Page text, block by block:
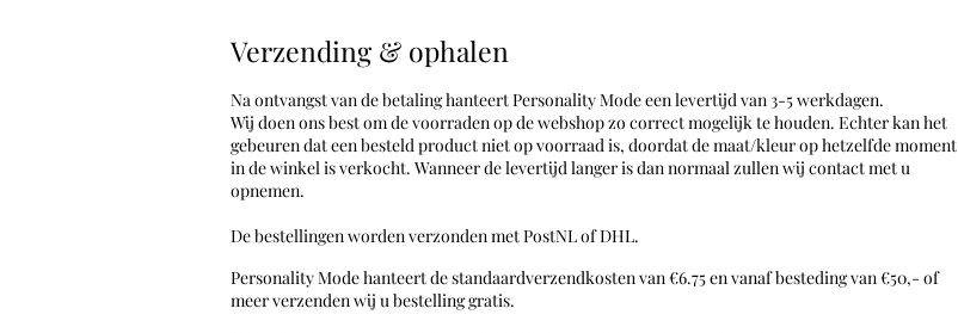
Verzending & ophalen
Na ontvangst van de betaling hanteert Personality Mode een levertijd van 3-5 werkdagen.
Wij doen ons best om de voorraden op de webshop zo correct mogelijk te houden. Echter kan het
gebeuren dat een besteld product niet op voorraad is, doordat de maat/kleur op hetzelfde moment
in de winkel is verkocht. Wanneer de levertijd langer is dan normaal zullen wij contact met u
opnemen.
De bestellingen worden verzonden met PostNL of DHL.
Personality Mode hanteert de standaardverzendkosten van €6.75 en vanaf besteding van €50,- of
meer verzenden wij u bestelling gratis.